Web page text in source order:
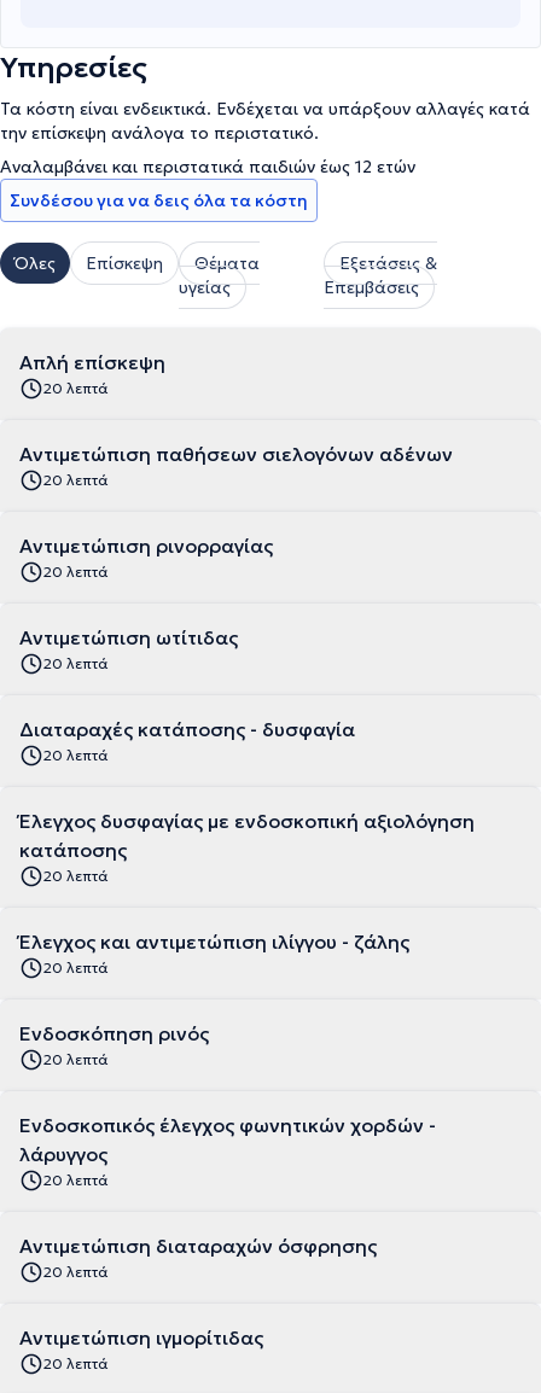
Υπηρεσίες
Τα κόστη είναι ενδεικτικά. Ενδέχεται να υπάρξουν αλλαγές κατά
την επίσκεψη ανάλογα το περιστατικό.
Αναλαμβάνει και περιστατικά παιδιών έως 12 ετών
Συνδέσου για να δεις όλα τα κόστη
Όλες Επίσκεψη
Θέματα
υγείας
Εξετάσεις &
Επεμβάσεις
Απλή επίσκεψη
20 λεπτά
Αντιμετώπιση παθήσεων σιελογόνων αδένων
20 λεπτά
Αντιμετώπιση ρινορραγίας
20 λεπτά
Αντιμετώπιση ωτίτιδας
20 λεπτά
Διαταραχές κατάποσης - δυσφαγία
20 λεπτά
Έλεγχος δυσφαγίας με ενδοσκοπική αξιολόγηση
κατάποσης
20 λεπτά
Έλεγχος και αντιμετώπιση ιλίγγου - ζάλης
20 λεπτά
Ενδοσκόπηση ρινός
20 λεπτά
Ενδοσκοπικός έλεγχος φωνητικών χορδών -
λάρυγγος
20 λεπτά
Αντιμετώπιση διαταραχών όσφρησης
20 λεπτά
Αντιμετώπιση ιγμορίτιδας
20 λεπτά